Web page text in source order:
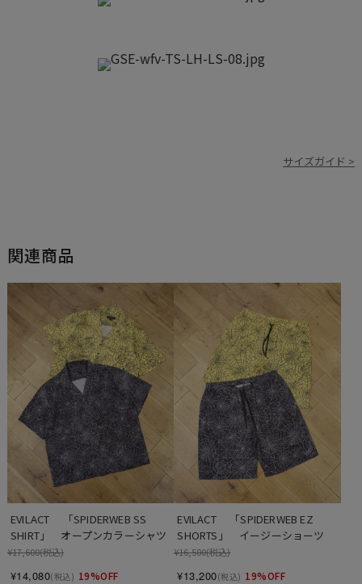
サイズガイド >
関連商品
EVILACT 　「SPIDERWEB SS
SHIRT」　オープンカラーシャツ
¥17,600(税込)
¥14,080(税込) 19%OFF
EVILACT 　「SPIDERWEB EZ
SHORTS」　イージーショーツ
¥16,500(税込)
¥13,200(税込) 19%OFF